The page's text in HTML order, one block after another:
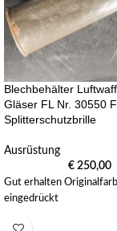
Blechbehälter
Gläser FL Nr. 30550
Splitterschutzbrille
Ausrüstung
€ 250,00
Gut erhalten
eingedrückt